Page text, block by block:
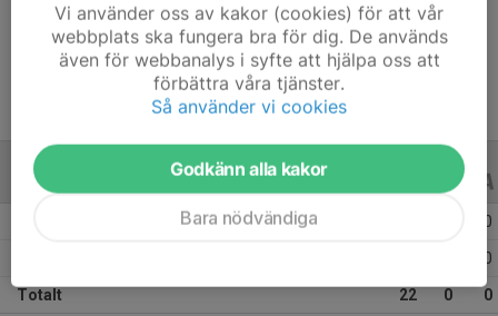
Ålder
13 år
ALLA SERIER
0
0
Totalt 22 0 0
Vi använder oss av kakor (cookies) för att vår
webbplats ska fungera bra för dig. De används
även för webbanalys i syfte att hjälpa oss att
förbättra våra tjänster.
Så använder vi cookies
Godkänn alla kakor
Bara nödvändiga